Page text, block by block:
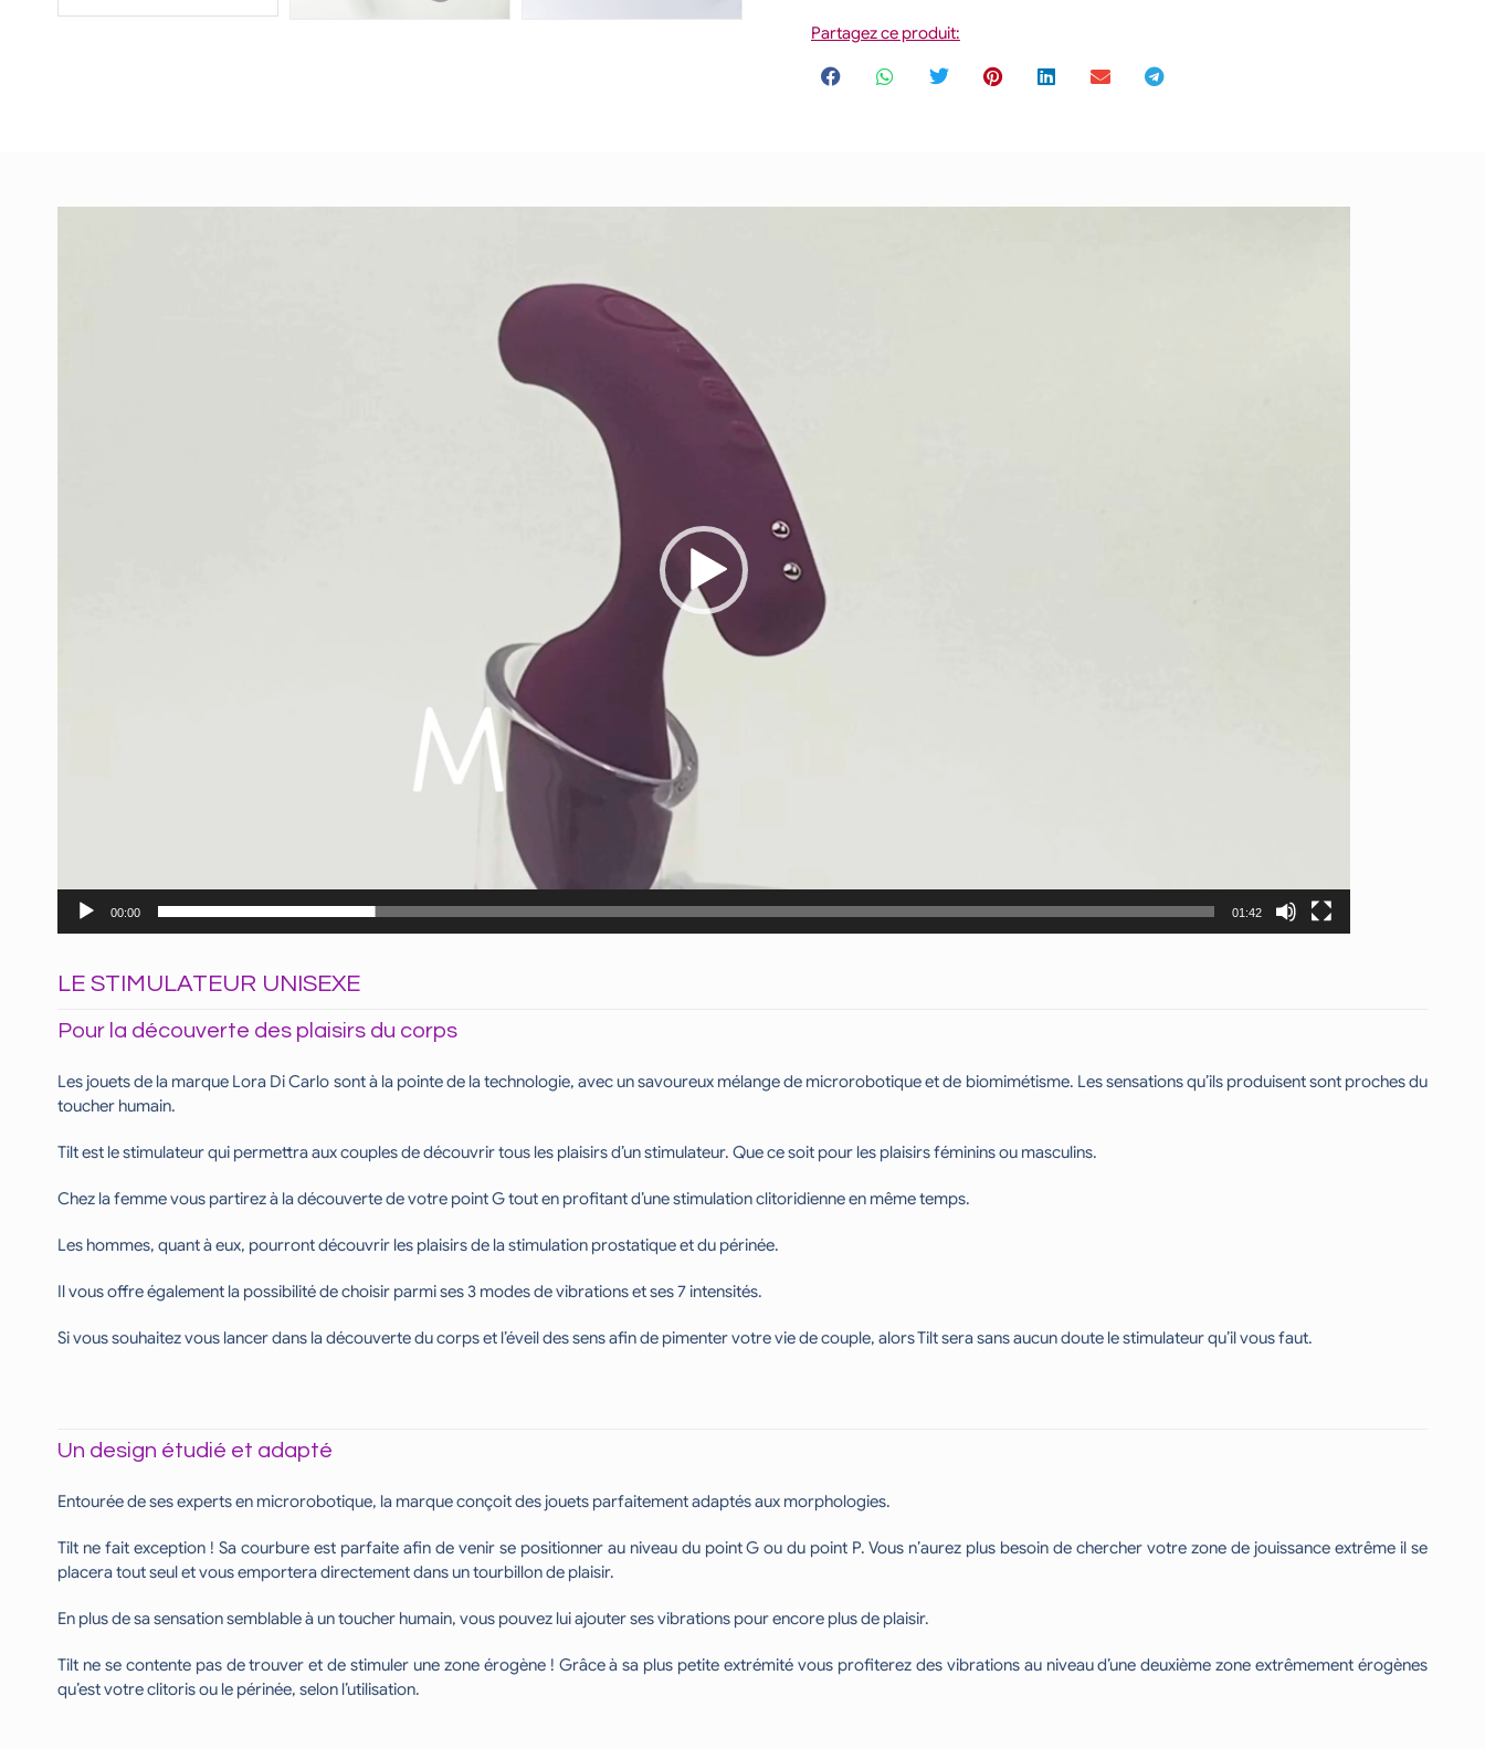
Partagez ce produit:
00:00 01:42
LE STIMULATEUR UNISEXE
Pour la découverte des plaisirs du corps
Les jouets de la marque Lora Di Carlo sont à la pointe de la technologie, avec un savoureux mélange de microrobotique et de biomimétisme. Les sensations qu’ils produisent sont proches du
toucher humain.
Tilt est le stimulateur qui permettra aux couples de découvrir tous les plaisirs d’un stimulateur. Que ce soit pour les plaisirs féminins ou masculins.
Chez la femme vous partirez à la découverte de votre point G tout en profitant d’une stimulation clitoridienne en même temps.
Les hommes, quant à eux, pourront découvrir les plaisirs de la stimulation prostatique et du périnée.
Il vous offre également la possibilité de choisir parmi ses 3 modes de vibrations et ses 7 intensités.
Si vous souhaitez vous lancer dans la découverte du corps et l’éveil des sens afin de pimenter votre vie de couple, alors Tilt sera sans aucun doute le stimulateur qu’il vous faut.
Un design étudié et adapté
Entourée de ses experts en microrobotique, la marque conçoit des jouets parfaitement adaptés aux morphologies.
Tilt ne fait exception ! Sa courbure est parfaite afin de venir se positionner au niveau du point G ou du point P. Vous n’aurez plus besoin de chercher votre zone de jouissance extrême il se
placera tout seul et vous emportera directement dans un tourbillon de plaisir.
En plus de sa sensation semblable à un toucher humain, vous pouvez lui ajouter ses vibrations pour encore plus de plaisir.
Tilt ne se contente pas de trouver et de stimuler une zone érogène ! Grâce à sa plus petite extrémité vous profiterez des vibrations au niveau d’une deuxième zone extrêmement érogènes
qu’est votre clitoris ou le périnée, selon l’utilisation.